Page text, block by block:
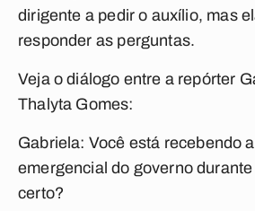
dirigente a pedir o auxílio, mas
responder as perguntas.
Veja o diálogo entre a repórter
Thalyta Gomes:
Gabriela: Você está recebendo
emergencial do governo
certo?